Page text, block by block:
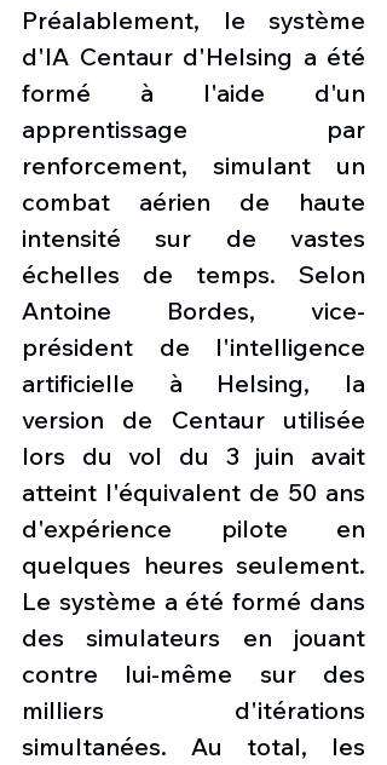
Préalablement, le système
d'IA Centaur d'Helsing a été
formé à l'aide d'un
apprentissage par
renforcement, simulant un
combat aérien de haute
intensité sur de vastes
échelles de temps. Selon
Antoine Bordes, vice-
président de l'intelligence
artificielle à Helsing, la
version de Centaur utilisée
lors du vol du 3 juin avait
atteint l'équivalent de 50 ans
d'expérience pilote en
quelques heures seulement.
Le système a été formé dans
des simulateurs en jouant
contre lui-même sur des
milliers d'itérations
simultanées. Au total, les